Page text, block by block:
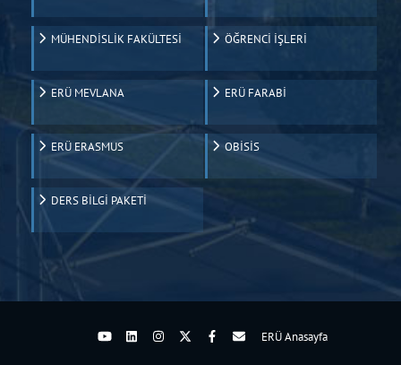
MÜHENDİSLİK FAKÜLTESİ ÖĞRENCİ İŞLERİ
ERÜ MEVLANA ERÜ FARABİ
ERÜ ERASMUS OBİSİS
DERS BİLGİ PAKETİ
ERÜ Anasayfa